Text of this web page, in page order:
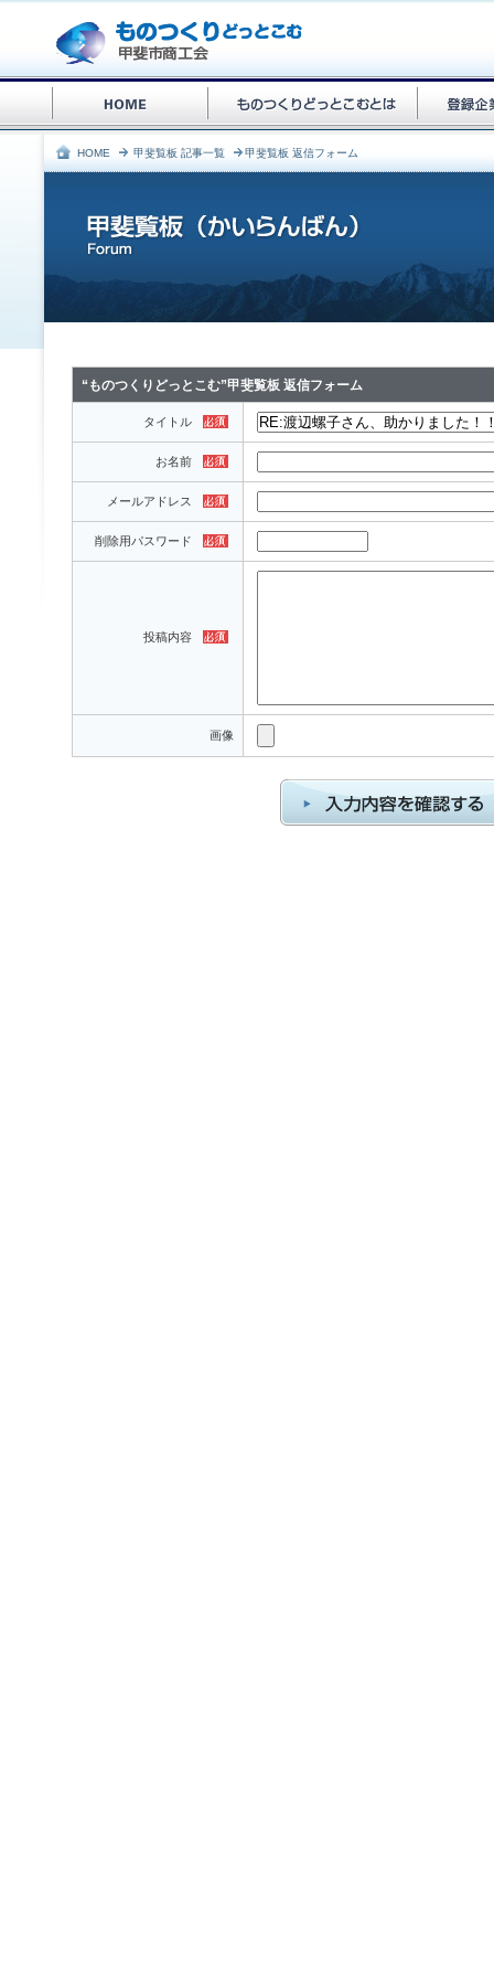
HOME 甲斐覧板 記事一覧 甲斐覧板 返信フォーム
“ものつくりどっとこむ”甲斐覧板 返信フォーム
タイトル
お名前
メールアドレス
削除用パスワード
投稿内容
画像